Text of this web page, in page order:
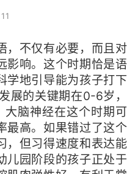
，不仅有必要，而且对
影响。这个时期恰是语
学地引导能为孩子打下
展的关键期在0-6岁，
脑神经在这个时期可
最高。如果错过了这个
，但习得速度和表达能
儿园阶段的孩子正处于